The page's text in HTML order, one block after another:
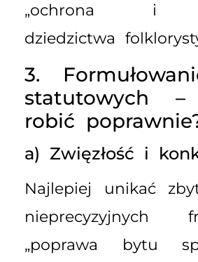
„ochrona i
dziedzictwa
3.
statutowych
robić
a) Zwięzłość i
Najlepiej unikać
nieprecyzyjnych
„poprawa bytu